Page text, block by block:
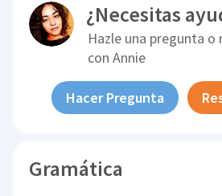
¿Necesitas
Hazle una pregunta o
conAnnie
Hacer Pregunta
Gramática